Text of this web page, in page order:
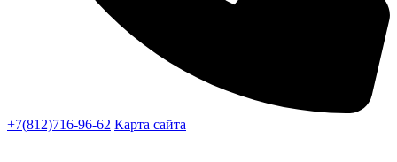
+7(812)716-96-62 Карта сайта